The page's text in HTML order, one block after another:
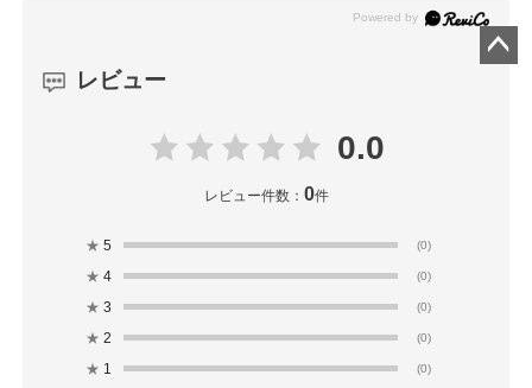
レビュー
0.0
レビュー件数： 0件
★ 5 (0)
★ 4 (0)
★ 3 (0)
★ 2 (0)
★ 1 (0)